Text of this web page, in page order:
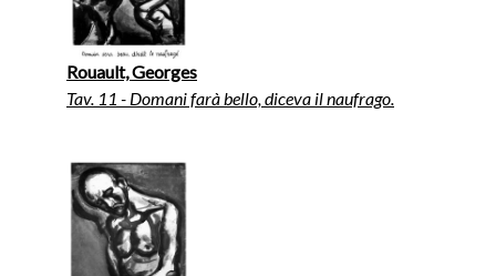
Rouault, Georges
Tav. 11 - Domani farà bello, diceva il naufrago.